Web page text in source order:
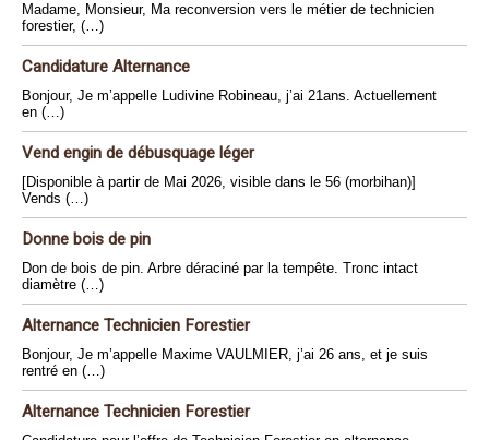
Madame, Monsieur, Ma reconversion vers le métier de technicien
forestier, (…)
Candidature Alternance
Bonjour, Je m’appelle Ludivine Robineau, j’ai 21ans. Actuellement
en (…)
Vend engin de débusquage léger
[Disponible à partir de Mai 2026, visible dans le 56 (morbihan)]
Vends (…)
Donne bois de pin
Don de bois de pin. Arbre déraciné par la tempête. Tronc intact
diamètre (…)
Alternance Technicien Forestier
Bonjour, Je m’appelle Maxime VAULMIER, j’ai 26 ans, et je suis
rentré en (…)
Alternance Technicien Forestier